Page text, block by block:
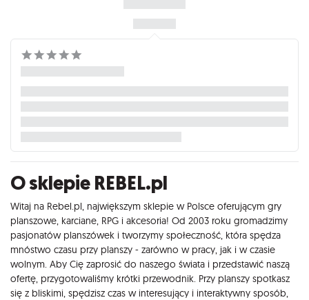
O sklepie REBEL.pl
Witaj na Rebel.pl, największym sklepie w Polsce oferującym gry
planszowe, karciane, RPG i akcesoria! Od 2003 roku gromadzimy
pasjonatów planszówek i tworzymy społeczność, która spędza
mnóstwo czasu przy planszy - zarówno w pracy, jak i w czasie
wolnym. Aby Cię zaprosić do naszego świata i przedstawić naszą
ofertę, przygotowaliśmy krótki przewodnik. Przy planszy spotkasz
się z bliskimi, spędzisz czas w interesujący i interaktywny sposób,